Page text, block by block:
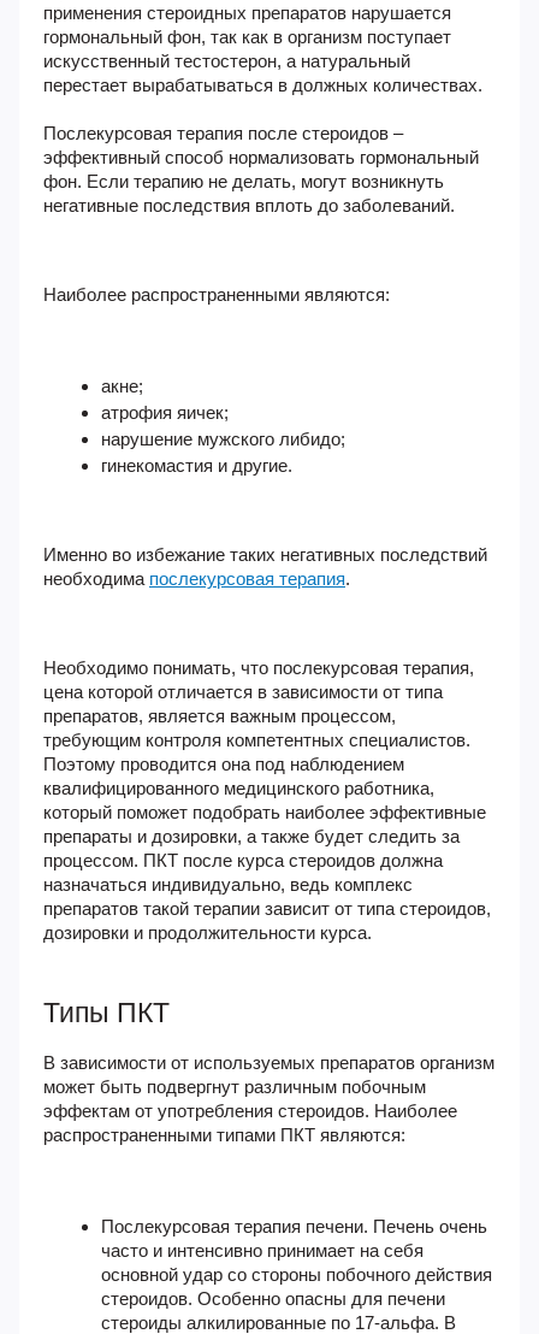
применения стероидных препаратов нарушается
гормональный фон, так как в организм поступает
искусственный тестостерон, а натуральный
перестает вырабатываться в должных количествах.
Послекурсовая терапия после стероидов –
эффективный способ нормализовать гормональный
фон. Если терапию не делать, могут возникнуть
негативные последствия вплоть до заболеваний.
Наиболее распространенными являются:
акне;
атрофия яичек;
нарушение мужского либидо;
гинекомастия и другие.
Именно во избежание таких негативных последствий
необходима послекурсовая терапия.
Необходимо понимать, что послекурсовая терапия,
цена которой отличается в зависимости от типа
препаратов, является важным процессом,
требующим контроля компетентных специалистов.
Поэтому проводится она под наблюдением
квалифицированного медицинского работника,
который поможет подобрать наиболее эффективные
препараты и дозировки, а также будет следить за
процессом. ПКТ после курса стероидов должна
назначаться индивидуально, ведь комплекс
препаратов такой терапии зависит от типа стероидов,
дозировки и продолжительности курса.
Типы ПКТ
В зависимости от используемых препаратов организм
может быть подвергнут различным побочным
эффектам от употребления стероидов. Наиболее
распространенными типами ПКТ являются:
Послекурсовая терапия печени. Печень очень
часто и интенсивно принимает на себя
основной удар со стороны побочного действия
стероидов. Особенно опасны для печени
стероиды алкилированные по 17-альфа. В